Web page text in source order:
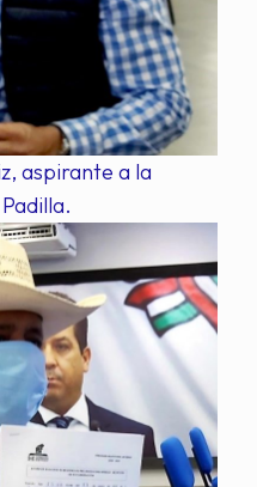
aspirante a la